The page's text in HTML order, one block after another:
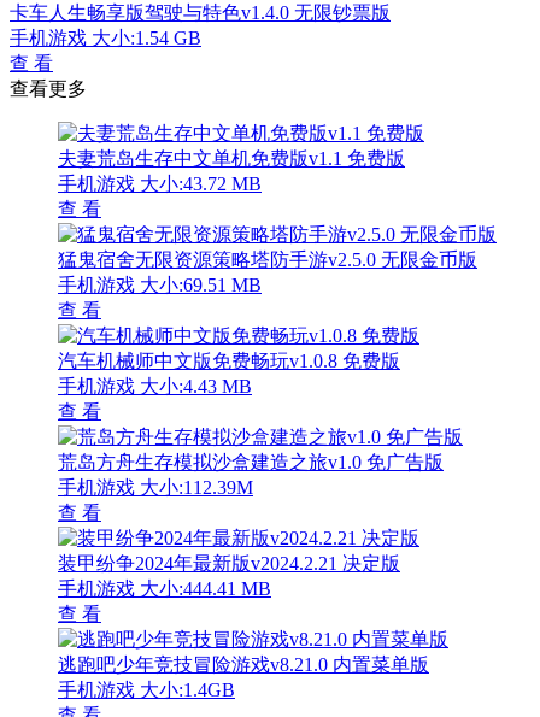
卡车人生畅享版驾驶与特色v1.4.0 无限钞票版
手机游戏 大小:1.54 GB
查 看
查看更多
夫妻荒岛生存中文单机免费版v1.1 免费版
手机游戏 大小:43.72 MB
查 看
猛鬼宿舍无限资源策略塔防手游v2.5.0 无限金币版
手机游戏 大小:69.51 MB
查 看
汽车机械师中文版免费畅玩v1.0.8 免费版
手机游戏 大小:4.43 MB
查 看
荒岛方舟生存模拟沙盒建造之旅v1.0 免广告版
手机游戏 大小:112.39M
查 看
装甲纷争2024年最新版v2024.2.21 决定版
手机游戏 大小:444.41 MB
查 看
逃跑吧少年竞技冒险游戏v8.21.0 内置菜单版
手机游戏 大小:1.4GB